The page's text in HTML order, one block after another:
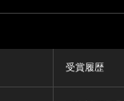
受賞履歴